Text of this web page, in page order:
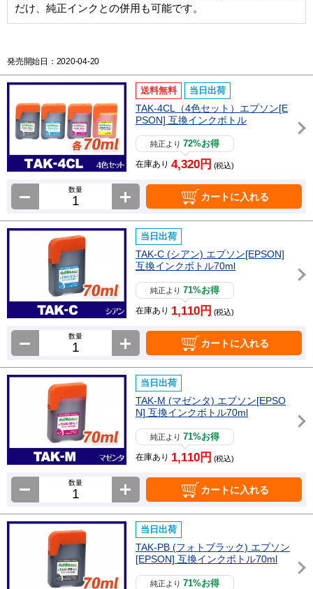
だけ、純正インクとの併用も可能です。
発売開始日：2020-04-20
送料無料 当日出荷
TAK-4CL（4色セット）エプソン[E
PSON] 互換インクボトル
純正より 72%お得
在庫あり 4,320円 (税込)
数量
カートに入れる
当日出荷
TAK-C (シアン) エプソン[EPSON]
互換インクボトル70ml
純正より71%お得
在庫あり 1,110円 (税込)
数量
カートに入れる
当日出荷
TAK-M (マゼンタ) エプソン[EPSO
N] 互換インクボトル70ml
純正より71%お得
在庫あり 1,110円 (税込)
数量
カートに入れる
当日出荷
TAK-PB (フォトブラック) エプソン
[EPSON] 互換インクボトル70ml
純正より71%お得